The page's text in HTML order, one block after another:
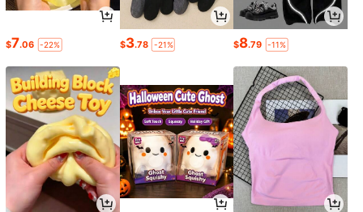
$7.06 -22% $3.78 -21% $8.79 -11%